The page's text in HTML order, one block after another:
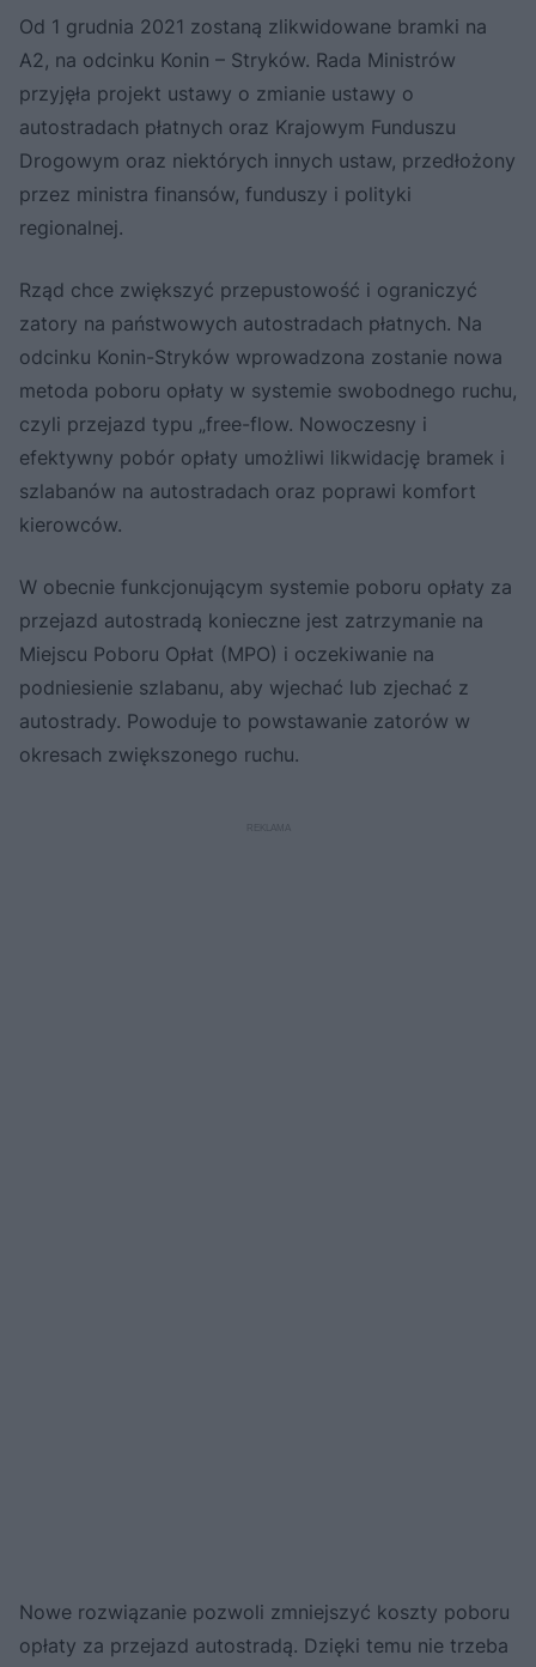
Od 1 grudnia 2021 zostaną zlikwidowane bramki na
A2, na odcinku Konin – Stryków. Rada Ministrów
przyjęła projekt ustawy o zmianie ustawy o
autostradach płatnych oraz Krajowym Funduszu
Drogowym oraz niektórych innych ustaw, przedłożony
przez ministra finansów, funduszy i polityki
regionalnej.
Rząd chce zwiększyć przepustowość i ograniczyć
zatory na państwowych autostradach płatnych. Na
odcinku Konin-Stryków wprowadzona zostanie nowa
metoda poboru opłaty w systemie swobodnego ruchu,
czyli przejazd typu „free-flow. Nowoczesny i
efektywny pobór opłaty umożliwi likwidację bramek i
szlabanów na autostradach oraz poprawi komfort
kierowców.
W obecnie funkcjonującym systemie poboru opłaty za
przejazd autostradą konieczne jest zatrzymanie na
Miejscu Poboru Opłat (MPO) i oczekiwanie na
podniesienie szlabanu, aby wjechać lub zjechać z
autostrady. Powoduje to powstawanie zatorów w
okresach zwiększonego ruchu.
Nowe rozwiązanie pozwoli zmniejszyć koszty poboru
opłaty za przejazd autostradą. Dzięki temu nie trzeba